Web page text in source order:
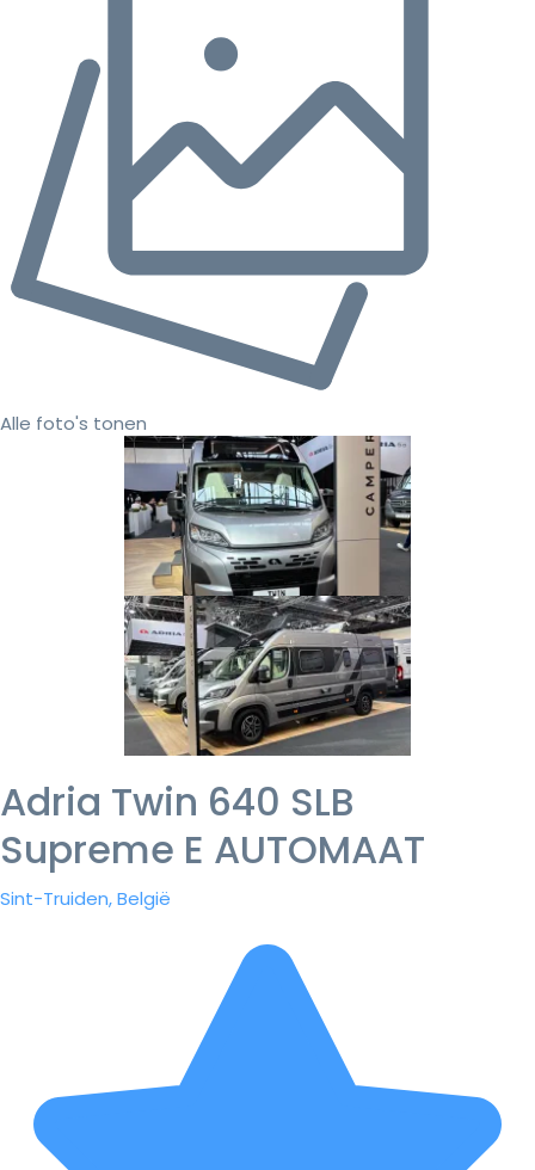
Alle foto's tonen
Adria Twin 640 SLB
Supreme E AUTOMAAT
Sint-Truiden, België